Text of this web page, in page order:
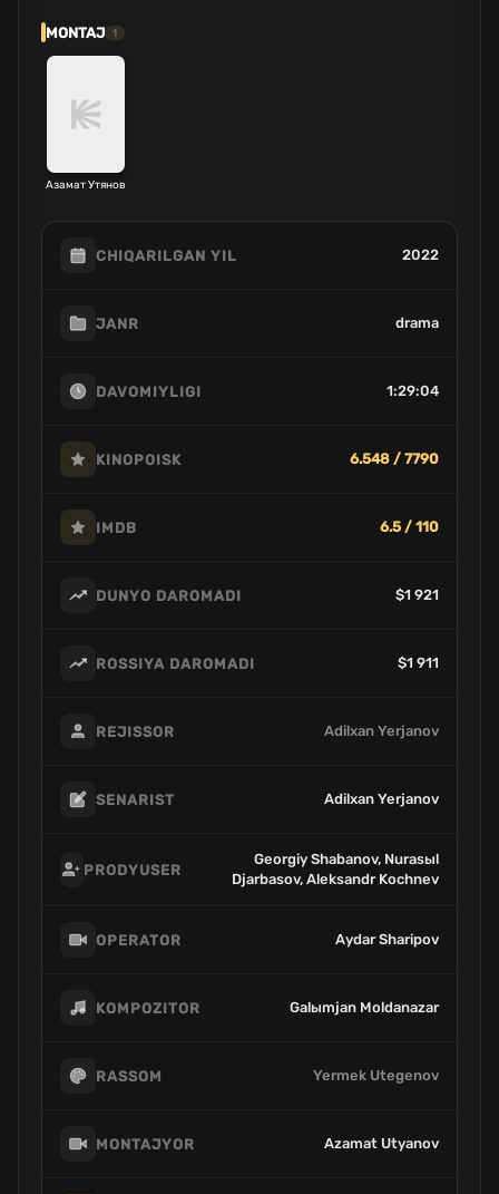
MONTAJ 1
Азамат Утянов
CHIQARILGAN YIL 2022
JANR drama
DAVOMIYLIGI 1:29:04
KINOPOISK 6.548 / 7790
IMDB 6.5 / 110
DUNYO DAROMADI $1 921
ROSSIYA DAROMADI $1 911
REJISSOR Adilxan Yerjanov
SENARIST Adilxan Yerjanov
PRODYUSER
Georgiy Shabanov, Nurasыl
Djarbasov, Aleksandr Kochnev
OPERATOR Aydar Sharipov
KOMPOZITOR Galыmjan Moldanazar
RASSOM Yermek Utegenov
MONTAJYOR Azamat Utyanov